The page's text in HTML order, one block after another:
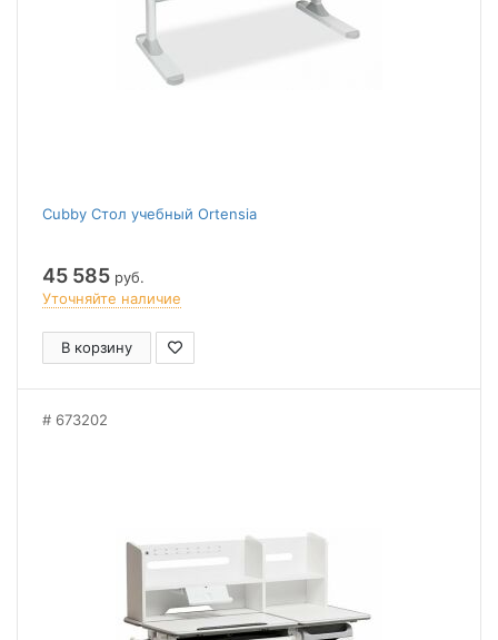
Cubby Стол учебный Ortensia
45 585 руб.
Уточняйте наличие
В корзину
673202